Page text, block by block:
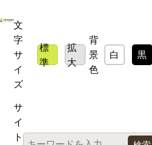
文
字
サ
イ
ズ
標
準
拡
大
背
景
色
白 黒
サ
イ
ト